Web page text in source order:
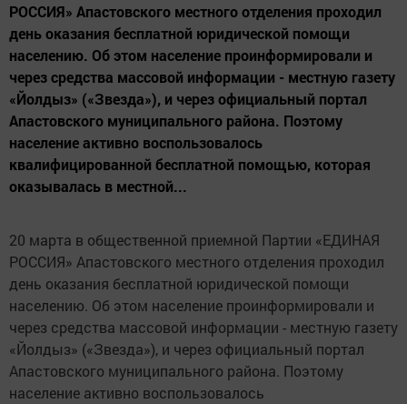
РОССИЯ» Апастовского местного отделения проходил
день оказания бесплатной юридической помощи
населению. Об этом население проинформировали и
через средства массовой информации - местную газету
«Йолдыз» («Звезда»), и через официальный портал
Апастовского муниципального района. Поэтому
население активно воспользовалось
квалифицированной бесплатной помощью, которая
оказывалась в местной...
20 марта в общественной приемной Партии «ЕДИНАЯ
РОССИЯ» Апастовского местного отделения проходил
день оказания бесплатной юридической помощи
населению. Об этом население проинформировали и
через средства массовой информации - местную газету
«Йолдыз» («Звезда»), и через официальный портал
Апастовского муниципального района. Поэтому
население активно воспользовалось